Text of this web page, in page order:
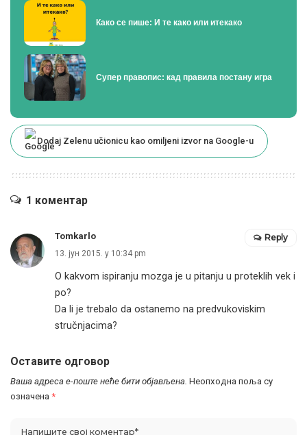
Како се пише: И те како или итекако
Супер правопис: кад правила постану игра
Dodaj Zelenu učionicu kao omiljeni izvor na Google-u
1 коментар
Tomkarlo
13. јун 2015. у 10:34 pm
O kakvom ispiranju mozga je u pitanju u proteklih vek i
po?
Da li je trebalo da ostanemo na predvukoviskim
stručnjacima?
Reply
Оставите одговор
Ваша адреса е-поште неће бити објављена. Неопходна поља су
означена *